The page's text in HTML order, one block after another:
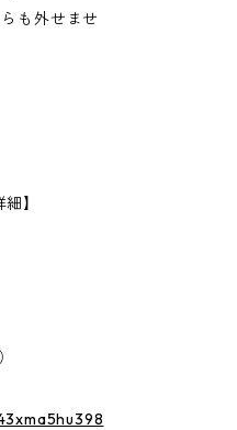
も外せませ
】